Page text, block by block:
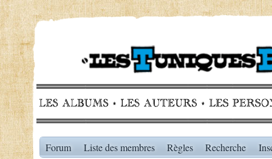
Forum Liste des membres Règles Recherche